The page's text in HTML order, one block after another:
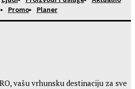
Promo
Planer
vašu vrhunsku destinaciju za sve